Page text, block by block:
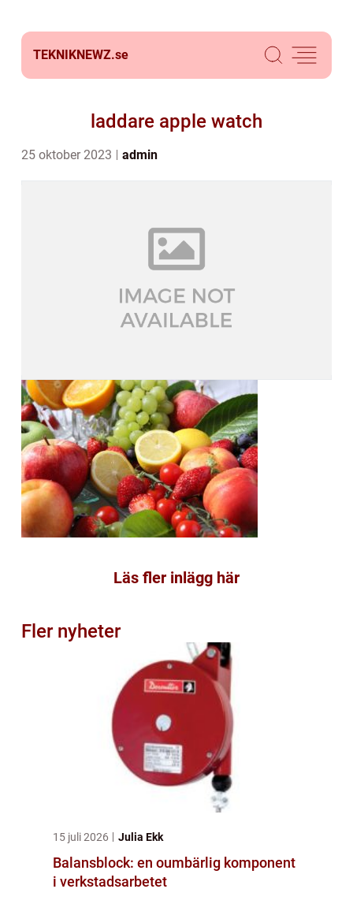
TEKNIKNEWZ.se
laddare apple watch
25 oktober 2023 admin
Läs fler inlägg här
Fler nyheter
15 juli 2026 Julia Ekk
Balansblock: en oumbärlig komponent
i verkstadsarbetet